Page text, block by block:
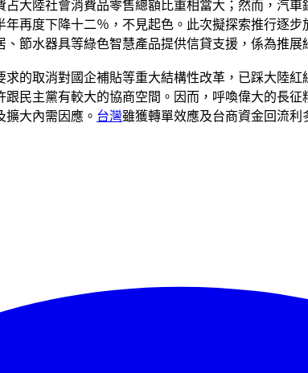
大陸社會消費品零售總額比重相當大；然而，汽
再度下降十二％，不見起色。此次擬探索推行逐
節水器具等綠色智慧產品提供信貸支援，係為推展
的取消對國企補貼等重大結構性改革，已踩大陸
民主黨有較大的協商空間。因而，呼喚偉大的長
大內需因應。 台灣雖獲轉單效應及台商資金回流